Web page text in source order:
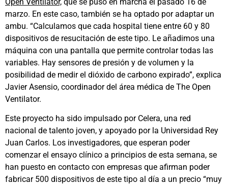
marzo. En este caso, también se ha optado por adaptar un
ambu. “Calculamos que cada hospital tiene entre 60 y 80
dispositivos de resucitación de este tipo. Le añadimos una
máquina con una pantalla que permite controlar todas las
variables. Hay sensores de presión y de volumen y la
posibilidad de medir el dióxido de carbono expirado”, explica
Javier Asensio, coordinador del área médica de The Open
Ventilator.
Este proyecto ha sido impulsado por Celera, una red
nacional de talento joven, y apoyado por la Universidad Rey
Juan Carlos. Los investigadores, que esperan poder
comenzar el ensayo clínico a principios de esta semana, se
han puesto en contacto con empresas que afirman poder
fabricar 500 dispositivos de este tipo al día a un precio “muy